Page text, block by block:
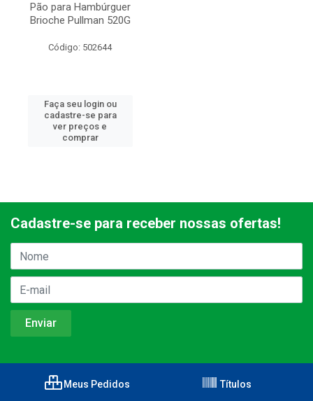
Pão para Hambúrguer
Brioche Pullman 520G
Código: 502644
Faça seu login ou
cadastre-se para
ver preços e
comprar
Cadastre-se para receber nossas ofertas!
Meus Pedidos Títulos